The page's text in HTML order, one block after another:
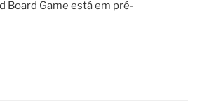
Board Game está em pré-